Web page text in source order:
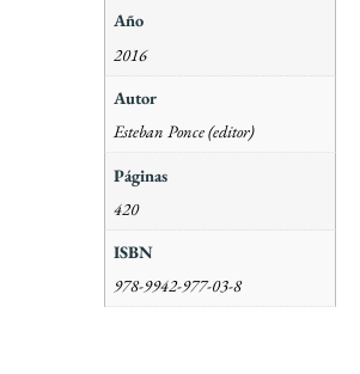
Año
2016
Autor
Esteban Ponce (editor)
Páginas
420
ISBN
978-9942-977-03-8